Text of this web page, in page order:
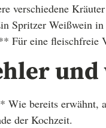
verschiedene
Spritzer Weißwein
Für eine fleischfreie
bereits erwähnt,
der Kochzeit.